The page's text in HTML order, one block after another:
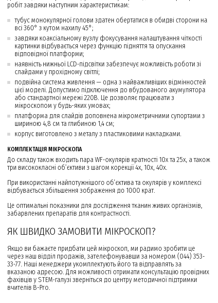
робіт завдяки наступним характеристикам:
тубус монокулярної голови здатен обертатися в обидві сторони на
всі 360° з кутом нахилу 45°;
завдяки коаксіальному вузлу фокусування налаштування чіткості
картинки відбувається через функцію підняття та опускання
відповідної платформи;
наявність нижньої LCD-підсвітки забезпечує можливість роботи зі
слайдами у прохідному світлі;
подвійна система живлення — одна з найважливіших відмінностей
цієї моделі. Допустимо підключення до вбудованого акумулятора
або стандартної мережі 220В. Це дозволяє працювати з
мікроскопом у будь-яких умовах;
платформа для слайдів доповнена мікрометричними супортами з
шириною 4,8 см та глибиною 1,4 см;
корпус виготовлено з металу з пластиковими накладками.
КОМПЛЕКТАЦІЯ МІКРОСКОПА
До складу також входить пара WF-окулярів кратності 10х та 25х, а також
три висококласні об’єктиви з шагом корекції 4х, 10х, 40х.
При використанні найпотужнішого об’єктива та окулярів у комплексі
відбувається збільшення зображення до 1000 крат.
Це оптимальні показники для дослідження тканин живих організмів,
забарвлених препаратів для контрастності.
ЯК ШВИДКО ЗАМОВИТИ МІКРОСКОП?
Якщо ви бажаєте придбати цей мікроскоп, ми радимо зробити це
через наш відділ продажів, зателефонувавши за номером (044) 353-
33-77. Наші менеджери укомплектують його та відправлять за
вказаною адресою. Для можливості отримати консультацію провідних
фахівців у STEM-галузі зверніться до центру методичної підтримки
вчителів B-Pro.